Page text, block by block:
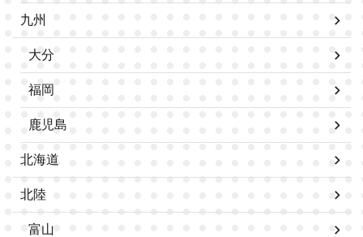
九州
大分
福岡
鹿児島
北海道
北陸
富山